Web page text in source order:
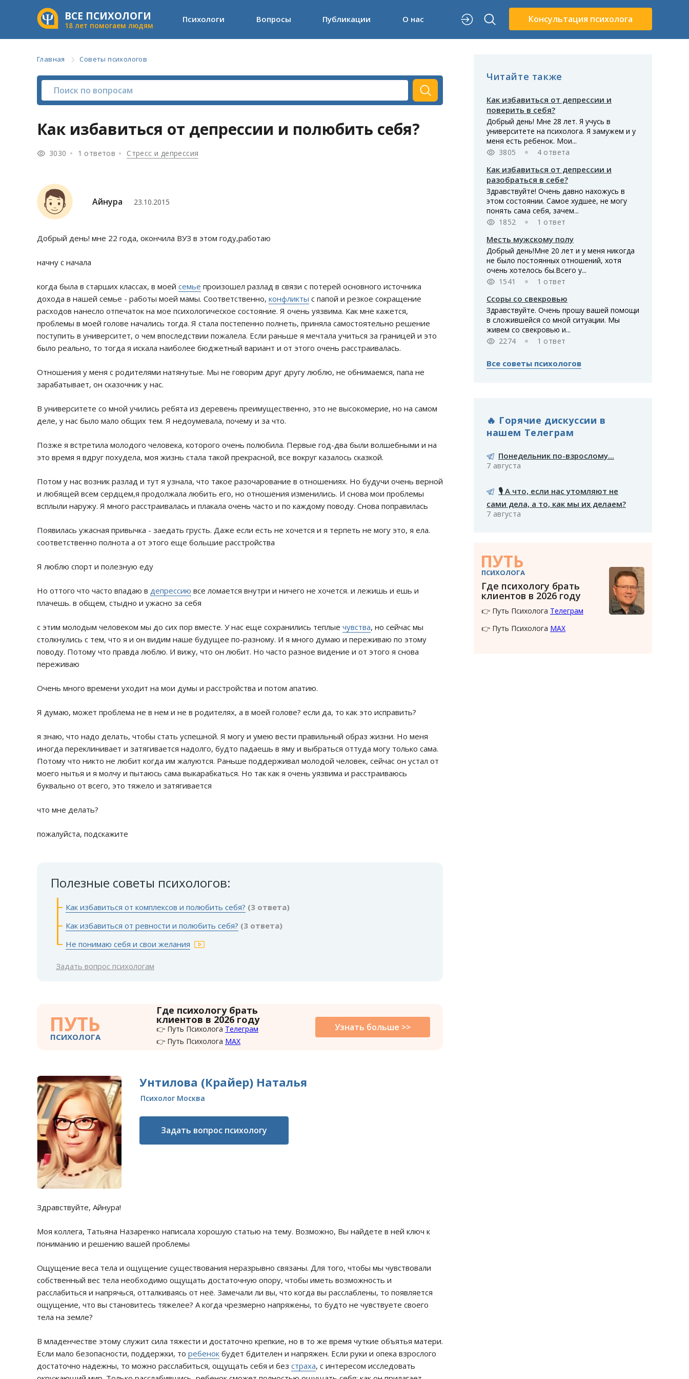
ВСЕ ПСИХОЛОГИ
18 лет помогаем людям
Психологи Вопросы Публикации О нас Консультация психолога
Главная Советы психологов
Как избавиться от депрессии и полюбить себя?
3030 1 ответов Стресс и депрессия
Айнура 23.10.2015
Добрый день! мне 22 года, окончила ВУЗ в этом году,работаю
начну с начала
когда была в старших классах, в моей семье произошел разлад в связи с потерей основного источника
дохода в нашей семье - работы моей мамы. Соответственно, конфликты с папой и резкое сокращение
расходов нанесло отпечаток на мое психологическое состояние. Я очень уязвима. Как мне кажется,
проблемы в моей голове начались тогда. Я стала постепенно полнеть, приняла самостоятельно решение
поступить в университет, о чем впоследствии пожалела. Если раньше я мечтала учиться за границей и это
было реально, то тогда я искала наиболее бюджетный вариант и от этого очень расстраивалась.
Отношения у меня с родителями натянутые. Мы не говорим друг другу люблю, не обнимаемся, папа не
зарабатывает, он сказочник у нас.
В университете со мной учились ребята из деревень преимущественно, это не высокомерие, но на самом
деле, у нас было мало общих тем. Я недоумевала, почему и за что.
Позже я встретила молодого человека, которого очень полюбила. Первые год-два были волшебными и на
это время я вдруг похудела, моя жизнь стала такой прекрасной, все вокруг казалось сказкой.
Потом у нас возник разлад и тут я узнала, что такое разочарование в отношениях. Но будучи очень верной
и любящей всем сердцем,я продолжала любить его, но отношения изменились. И снова мои проблемы
всплыли наружу. Я много расстраивалась и плакала очень часто и по каждому поводу. Снова поправилась
Появилась ужасная привычка - заедать грусть. Даже если есть не хочется и я терпеть не могу это, я ела.
соответственно полнота а от этого еще большие расстройства
Я люблю спорт и полезную еду
Но оттого что часто впадаю в депрессию все ломается внутри и ничего не хочется. и лежишь и ешь и
плачешь. в общем, стыдно и ужасно за себя
с этим молодым человеком мы до сих пор вместе. У нас еще сохранились теплые чувства, но сейчас мы
столкнулись с тем, что я и он видим наше будущее по-разному. И я много думаю и переживаю по этому
поводу. Потому что правда люблю. И вижу, что он любит. Но часто разное видение и от этого я снова
переживаю
Очень много времени уходит на мои думы и расстройства и потом апатию.
Я думаю, может проблема не в нем и не в родителях, а в моей голове? если да, то как это исправить?
я знаю, что надо делать, чтобы стать успешной. Я могу и умею вести правильный образ жизни. Но меня
иногда переклинивает и затягивается надолго, будто падаешь в яму и выбраться оттуда могу только сама.
Потому что никто не любит когда им жалуются. Раньше поддерживал молодой человек, сейчас он устал от
моего нытья и я молчу и пытаюсь сама выкарабкаться. Но так как я очень уязвима и расстраиваюсь
буквально от всего, это тяжело и затягивается
что мне делать?
пожалуйста, подскажите
Полезные советы психологов:
Как избавиться от комплексов и полюбить себя? (3 ответа)
Как избавиться от ревности и полюбить себя? (3 ответа)
Не понимаю себя и свои желания
Задать вопрос психологам
ПУТЬ
ПСИХОЛОГА
Где психологу брать
клиентов в 2026 году
👉 Путь Психолога Телеграм
👉 Путь Психолога MAX
Узнать больше >>
Унтилова (Крайер) Наталья
Психолог Москва
Задать вопрос психологу
Здравствуйте, Айнура!
Моя коллега, Татьяна Назаренко написала хорошую статью на тему. Возможно, Вы найдете в ней ключ к
пониманию и решению вашей проблемы
Ощущение веса тела и ощущение существования неразрывно связаны. Для того, чтобы мы чувствовали
собственный вес тела необходимо ощущать достаточную опору, чтобы иметь возможность и
расслабиться и напрячься, отталкиваясь от неё. Замечали ли вы, что когда вы расслаблены, то появляется
ощущение, что вы становитесь тяжелее? А когда чрезмерно напряжены, то будто не чувствуете своего
тела на земле?
В младенчестве этому служит сила тяжести и достаточно крепкие, но в то же время чуткие объятья матери.
Если мало безопасности, поддержки, то ребенок будет бдителен и напряжен. Если руки и опека взрослого
достаточно надежны, то можно расслабиться, ощущать себя и без страха, с интересом исследовать
Читайте также
Как избавиться от депрессии и
поверить в себя?
Добрый день! Мне 28 лет. Я учусь в
университете на психолога. Я замужем и у
меня есть ребенок. Мои...
3805
4 ответа
Как избавиться от депрессии и
разобраться в себе?
Здравствуйте! Очень давно нахожусь в
этом состоянии. Самое худшее, не могу
понять сама себя, зачем...
1852
1 ответ
Месть мужскому полу
Добрый день!Мне 20 лет и у меня никогда
не было постоянных отношений, хотя
очень хотелось бы.Всего у...
1541
1 ответ
Ссоры со свекровью
Здравствуйте. Очень прошу вашей помощи
в сложившейся со мной ситуации. Мы
живем со свекровью и...
2274
1 ответ
Все советы психологов
🔥 Горячие дискуссии в
нашем Телеграм
Понедельник по-взрослому...
7 августа
🎙️ А что, если нас утомляют не
сами дела, а то, как мы их делаем?
7 августа
ПУТЬ
ПСИХОЛОГА
Где психологу брать
клиентов в 2026 году
👉 Путь Психолога Телеграм
👉 Путь Психолога MAX